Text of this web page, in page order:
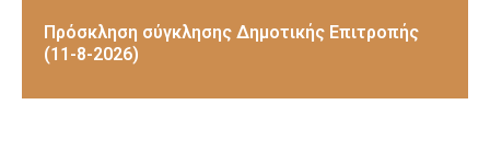
Πρόσκληση σύγκλησης Δημοτικής Επιτροπής
(11-8-2026)